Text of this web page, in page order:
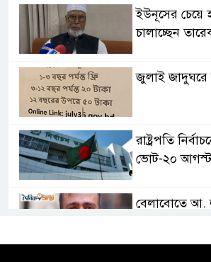
ইউনূসের চেয়ে
চালাচ্ছেন
জুলাই জাদুঘরে
রাষ্ট্রপতি
ভোট-২০ আগস্ট
বেলাবোতে আ.